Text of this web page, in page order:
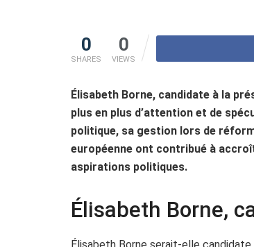
0
SHARES
0
VIEWS
Élisabeth Borne, candidate à la
plus en plus d’attention et de
politique, sa gestion lors de
européenne ont contribué à
aspirations politiques.
Élisabeth Borne,
Élisabeth Borne serait-elle